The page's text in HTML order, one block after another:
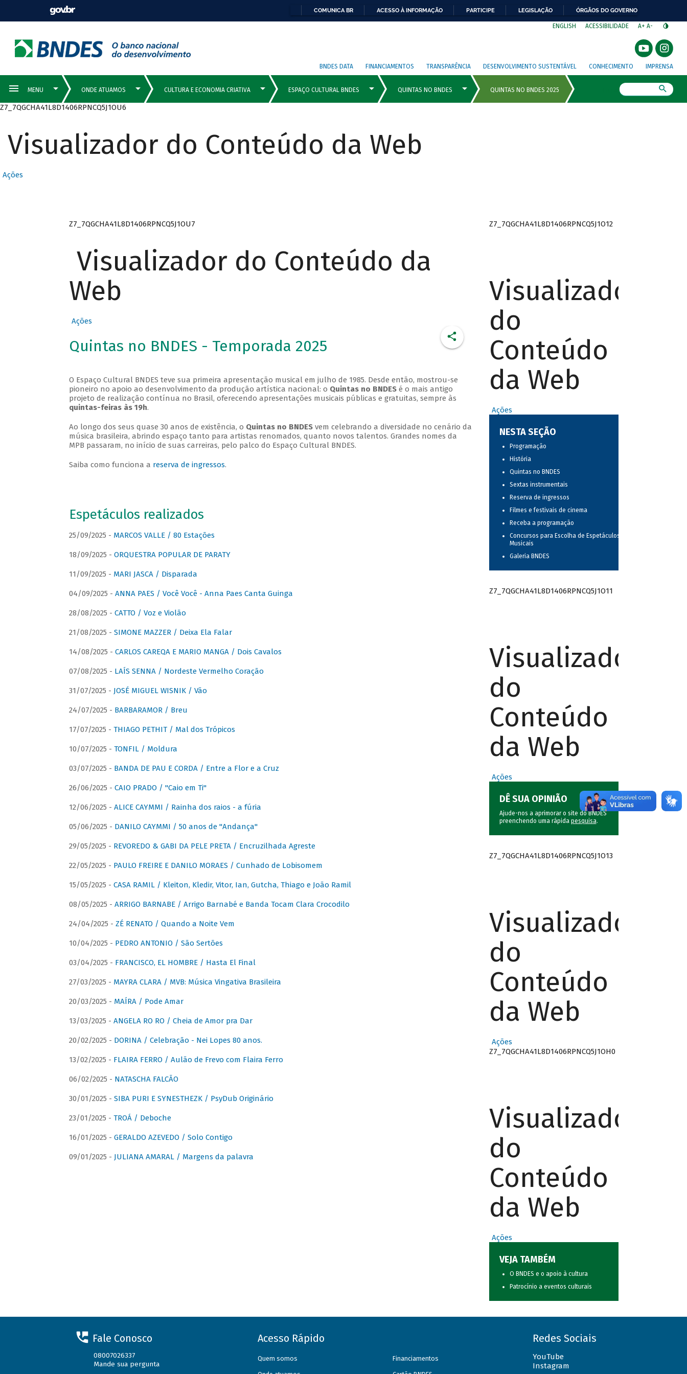
COMUNICA BR ACESSO À INFORMAÇÃO PARTICIPE LEGISLAÇÃO ÓRGÃOS DO GOVERNO
ENGLISH ACESSIBILIDADE A+ A-
BNDES DATA FINANCIAMENTOS TRANSPARÊNCIA DESENVOLVIMENTO SUSTENTÁVEL CONHECIMENTO IMPRENSA
Z7_7QGCHA41L8D1406RPNCQ5J1OU6
Visualizador do Conteúdo da Web
Ações
Z7_7QGCHA41L8D1406RPNCQ5J1OU7
Visualizador do Conteúdo da
Web
Ações
Quintas no BNDES - Temporada 2025
O Espaço Cultural BNDES teve sua primeira apresentação musical em julho de 1985. Desde então, mostrou-se
pioneiro no apoio ao desenvolvimento da produção artística nacional: o Quintas no BNDESé o mais antigo
projeto de realização contínua no Brasil, oferecendo apresentações musicais públicas e gratuitas, sempre às
quintas-feiras às 19h.
Ao longo dos seus quase 30 anos de existência, o Quintas no BNDESvem celebrando a diversidade no cenário da
música brasileira, abrindo espaço tanto para artistas renomados, quanto novos talentos. Grandes nomes da
MPB passaram, no início de suas carreiras, pelo palco do Espaço Cultural BNDES.
Saiba como funciona a reserva de ingressos.
Espetáculos realizados
25/09/2025 - MARCOS VALLE / 80 Estações
18/09/2025 - ORQUESTRA POPULAR DE PARATY
11/09/2025 - MARI JASCA / Disparada
04/09/2025 - ANNA PAES / Você Você - Anna Paes Canta Guinga
28/08/2025 - CATTO / Voz e Violão
21/08/2025 - SIMONE MAZZER / Deixa Ela Falar
14/08/2025 - CARLOS CAREQA E MARIO MANGA / Dois Cavalos
07/08/2025 - LAÍS SENNA / Nordeste Vermelho Coração
31/07/2025 - JOSÉ MIGUEL WISNIK / Vão
24/07/2025 - BARBARAMOR / Breu
17/07/2025 - THIAGO PETHIT / Mal dos Trópicos
10/07/2025 - TONFIL / Moldura
03/07/2025 - BANDA DE PAU E CORDA / Entre a Flor e a Cruz
26/06/2025 - CAIO PRADO / "Caio em Ti"
12/06/2025 - ALICE CAYMMI / Rainha dos raios - a fúria
05/06/2025 - DANILO CAYMMI / 50 anos de "Andança"
29/05/2025 - REVOREDO & GABI DA PELE PRETA / Encruzilhada Agreste
22/05/2025 - PAULO FREIRE E DANILO MORAES / Cunhado de Lobisomem
15/05/2025 - CASA RAMIL / Kleiton, Kledir, Vitor, Ian, Gutcha, Thiago e João Ramil
08/05/2025 - ARRIGO BARNABE / Arrigo Barnabé e Banda Tocam Clara Crocodilo
24/04/2025 - ZÉ RENATO / Quando a Noite Vem
10/04/2025 - PEDRO ANTONIO / São Sertões
03/04/2025 - FRANCISCO, EL HOMBRE / Hasta El Final
27/03/2025 - MAYRA CLARA / MVB: Música Vingativa Brasileira
20/03/2025 - MAÍRA / Pode Amar
13/03/2025 - ANGELA RO RO / Cheia de Amor pra Dar
20/02/2025 - DORINA / Celebração - Nei Lopes 80 anos.
13/02/2025 - FLAIRA FERRO / Aulão de Frevo com Flaira Ferro
06/02/2025 - NATASCHA FALCÃO
30/01/2025 - SIBA PURI E SYNESTHEZK / PsyDub Originário
23/01/2025 - TROÁ / Deboche
16/01/2025 - GERALDO AZEVEDO / Solo Contigo
09/01/2025 - JULIANA AMARAL / Margens da palavra
Z7_7QGCHA41L8D1406RPNCQ5J1O12
Visualizador
do
Conteúdo
da Web
Ações
NESTA SEÇÃO
Programação
História
Quintas no BNDES
Sextas instrumentais
Reserva de ingressos
Filmes e festivais de cinema
Receba a programação
Concursos para Escolha de Espetáculos
Musicais
Galeria BNDES
Z7_7QGCHA41L8D1406RPNCQ5J1O11
Visualizador
do
Conteúdo
da Web
Ações
DÊ SUA OPINIÃO
Ajude-nos a aprimorar o site do BNDES
preenchendo uma rápida pesquisa.
Z7_7QGCHA41L8D1406RPNCQ5J1O13
Visualizador
do
Conteúdo
da Web
Ações
Z7_7QGCHA41L8D1406RPNCQ5J1OH0
Visualizador
do
Conteúdo
da Web
Ações
VEJA TAMBÉM
O BNDES e o apoio à cultura
Patrocínio a eventos culturais
Fale Conosco
08007026337
Mande sua pergunta
Acesso Rápido
Quem somos Financiamentos
Redes Sociais
YouTube
Instagram